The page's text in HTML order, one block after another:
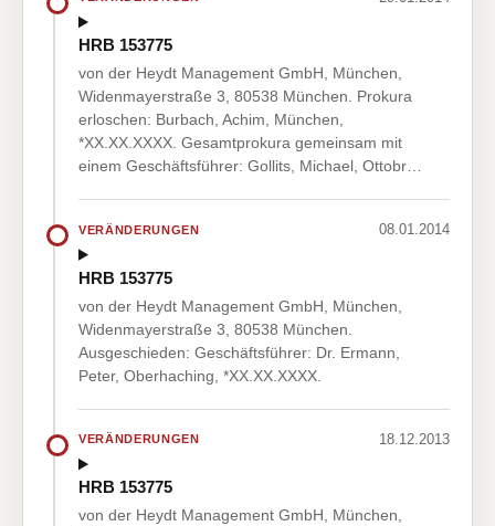
HRB 153775
von der Heydt Management GmbH, München,
Widenmayerstraße 3, 80538 München. Prokura
erloschen: Burbach, Achim, München,
*XX.XX.XXXX. Gesamtprokura gemeinsam mit
einem Geschäftsführer: Gollits, Michael, Ottobr…
VERÄNDERUNGEN 08.01.2014
HRB 153775
von der Heydt Management GmbH, München,
Widenmayerstraße 3, 80538 München.
Ausgeschieden: Geschäftsführer: Dr. Ermann,
Peter, Oberhaching, *XX.XX.XXXX.
VERÄNDERUNGEN 18.12.2013
HRB 153775
von der Heydt Management GmbH, München,